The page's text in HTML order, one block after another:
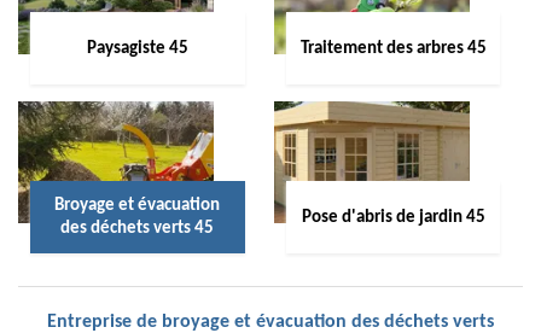
Paysagiste 45 Traitement des arbres 45
Broyage et évacuation
des déchets verts 45
Pose d'abris de jardin 45
Entreprise de broyage et évacuation des déchets verts